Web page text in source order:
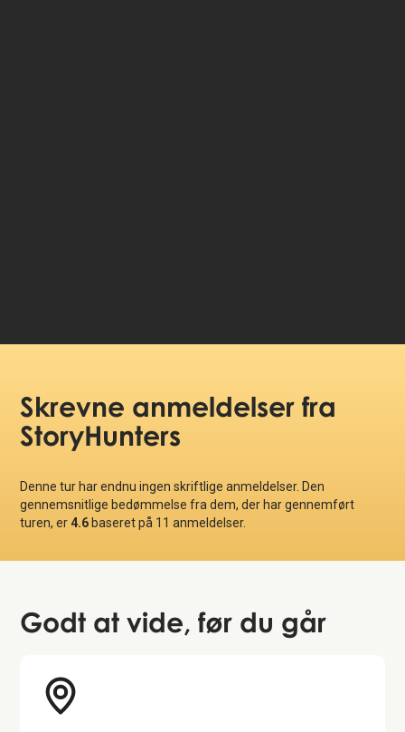
Skrevne anmeldelserfra
StoryHunters
Denne tur har endnu ingen skriftlige anmeldelser. Den
gennemsnitlige bedømmelse fra dem, der har gennemført
turen, er4.6baseret på 11 anmeldelser.
Godt at vide, før du går